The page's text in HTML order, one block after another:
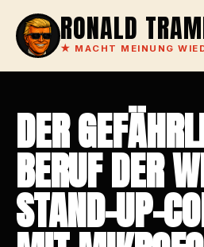
RONALD
★ MACHT MEINUNG
DER
BERUF DER
STAND-UP-